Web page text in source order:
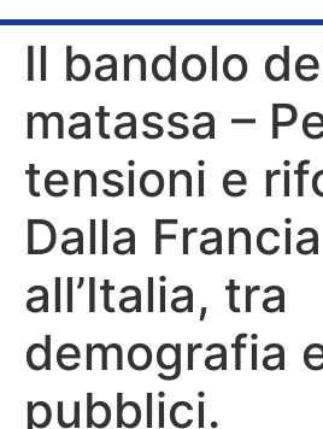
Il bandolo
matassa –
tensioni e
Dalla Francia
all’Italia, tra
demografia
pubblici.